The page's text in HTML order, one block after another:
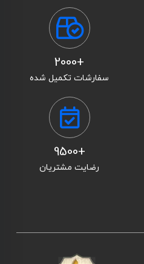
+2000
سفارشات تکمیل شده
+9500
رضایت مشتریان